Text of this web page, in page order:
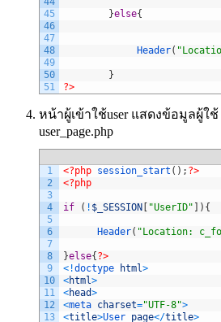
45
46
47
48
49
50
51
}else{
Header(
}
?>
หน้าผู้เข้าใช้user แสดงข้อมูลผู้ใ
user_page.php
1
2
3
4
5
6
7
8
9
10
11
12
13
<?php session_start ( ) ; ?>
<?php
if ( ! $_SESSION [ "UserID" ] ) {
Header( "Location:
}else{?>
< !doctype html>
<html>
<head>
<meta charset="UTF-8">
<title>User page</title>